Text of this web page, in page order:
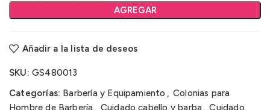
AGREGAR
Añadir a la lista de deseos
SKU: GS480013
Categorías: Barbería y Equipamiento , Colonias para
Hombre de Barbería, Cuidado cabello y barba, Cuidado